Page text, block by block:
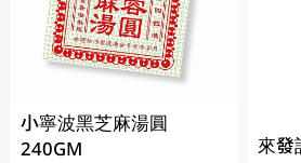
小寧波黑芝麻湯圓
240GM
來發